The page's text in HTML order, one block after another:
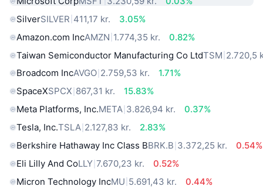
SilverSILVER 411,17 kr.
3.05%
Amazon.com IncAMZN 1.774,35 kr.
0.82%
Taiwan Semiconductor Manufacturing Co LtdTSM 2.720,5
Broadcom IncAVGO 2.759,53 kr.
1.71%
SpaceXSPCX 867,31 kr.
15.83%
Meta Platforms, Inc.META 3.826,94 kr.
0.37%
Tesla, Inc.TSLA 2.127,83 kr.
2.83%
Berkshire Hathaway Inc Class BBRK.B 3.372,25 kr.
0.54%
Eli Lilly And CoLLY 7.670,23 kr.
0.52%
Micron Technology IncMU 5.691,43 kr.
0.44%